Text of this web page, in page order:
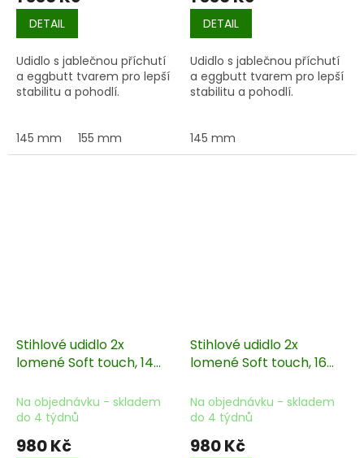
DETAIL
Udidlo s jablečnou příchutí
a eggbutt tvarem pro lepší
stabilitu a pohodlí.
145 mm 155 mm
DETAIL
Udidlo s jablečnou příchutí
a eggbutt tvarem pro lepší
stabilitu a pohodlí.
145 mm
Stihlové udidlo 2x
lomené Soft touch, 14
Na objednávku - skladem
do 4 týdnů
980 Kč
Stihlové udidlo 2x
lomené Soft touch, 16
Na objednávku - skladem
do 4 týdnů
980 Kč